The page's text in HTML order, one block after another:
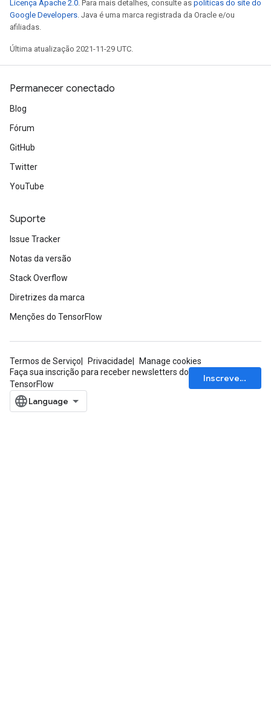
Licença Apache 2.0. Para mais detalhes, consulte as políticas do site do
Google Developers. Java é uma marca registrada da Oracle e/ou
afiliadas.
Última atualização 2021-11-29 UTC.
Permanecer conectado
Blog
Fórum
GitHub
Twitter
YouTube
Suporte
Issue Tracker
Notas da versão
Stack Overflow
Diretrizes da marca
Menções do TensorFlow
Termos de Serviço Privacidade
Manage cookies
Faça sua inscrição para receber newsletters do
TensorFlow
Inscrever-se